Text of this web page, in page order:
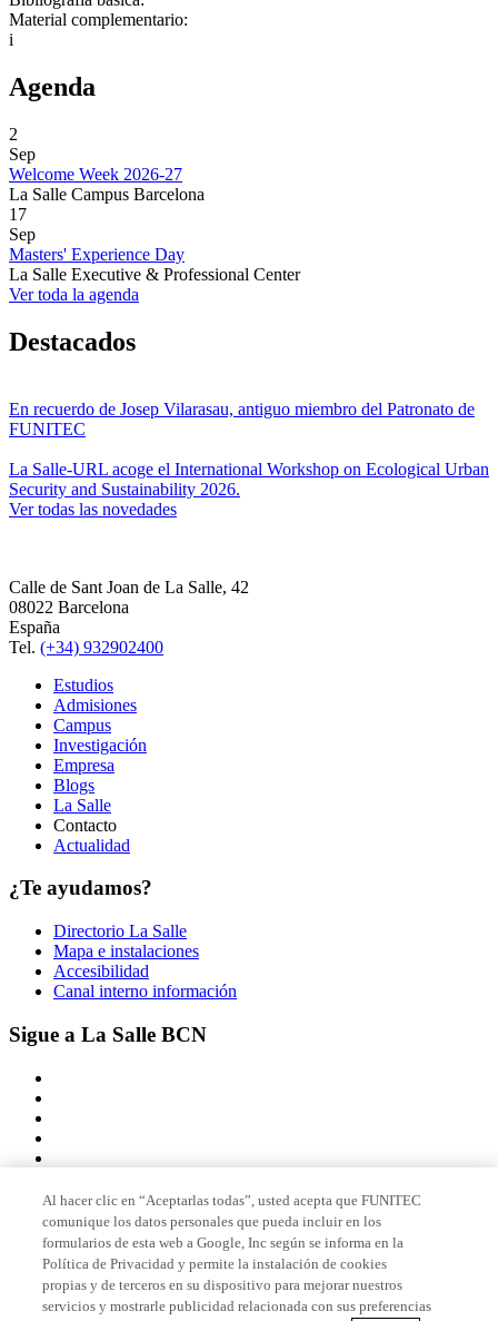
Material complementario:
i
Agenda
2
Sep
Welcome Week 2026-27
La Salle Campus Barcelona
17
Sep
Masters' Experience Day
La Salle Executive & Professional Center
Ver toda la agenda
Destacados
En recuerdo de Josep Vilarasau, antiguo miembro del Patronato de
FUNITEC
La Salle-URL acoge el International Workshop on Ecological Urban
Security and Sustainability 2026.
Ver todas las novedades
Calle de Sant Joan de La Salle, 42
08022 Barcelona
España
Tel. (+34) 932902400
Estudios
Admisiones
Campus
Investigación
Empresa
Blogs
La Salle
Contacto
Actualidad
¿Te ayudamos?
Directorio La Salle
Mapa e instalaciones
Accesibilidad
Canal interno información
Sigue a La Salle BCN
Miembro de
Acreditaciones
Al hacer clic en “Aceptarlas todas”, usted acepta que FUNITEC
comunique los datos personales que pueda incluir en los
formularios de esta web a Google, Inc según se informa en la
Política de Privacidad y permite la instalación de cookies
propias y de terceros en su dispositivo para mejorar nuestros
servicios y mostrarle publicidad relacionada con sus preferencias